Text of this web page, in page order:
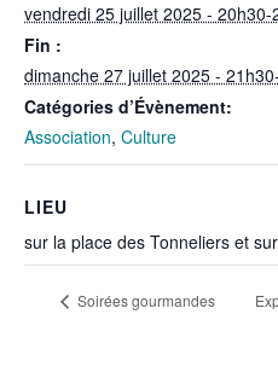
vendredi 25 juillet 2025 - 20h30-
Fin :
dimanche 27 juillet 2025 -
Catégories d’Évènement:
Association, Culture
LIEU
sur la place des Tonneliers et
Soirées gourmandes